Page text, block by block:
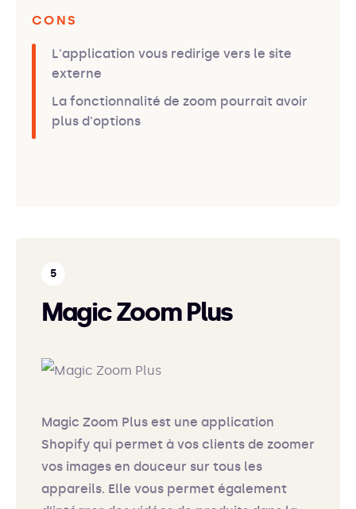
CONS
L'application vous redirige vers le site
externe
La fonctionnalité de zoom pourrait avoir
plus d'options
Magic Zoom Plus
Magic Zoom Plus est une application
Shopify qui permet à vos clients de zoomer
vos images en douceur sur tous les
appareils. Elle vous permet également